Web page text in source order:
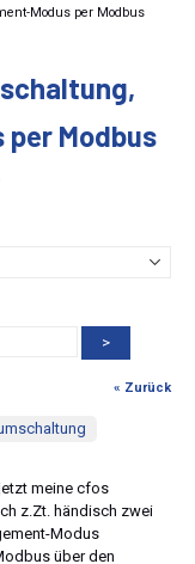
Modus per Modbus
Modbus
>
« Zurück
meine cfos
z.Zt. händisch zwei
Modus
über den